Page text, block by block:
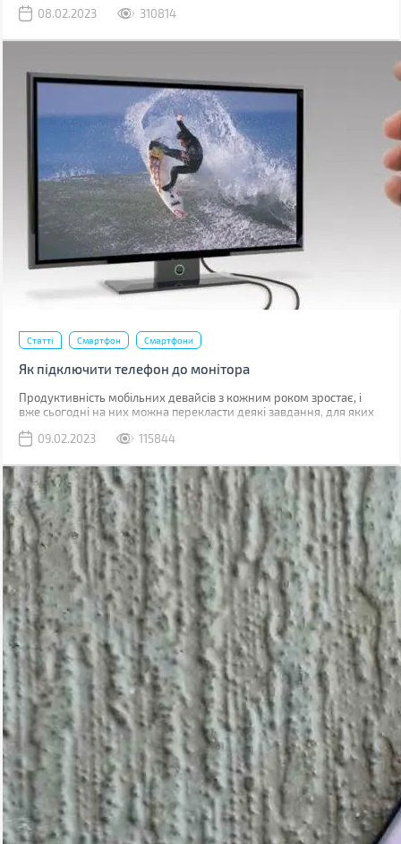
08.02.2023
310814
Статті Смартфон Смартфони
Як підключити телефон до монітора
Продуктивність мобільних девайсів з кожним роком зростає, і
вже сьогодні на них можна перекласти деякі завдання, для яких
09.02.2023
115844